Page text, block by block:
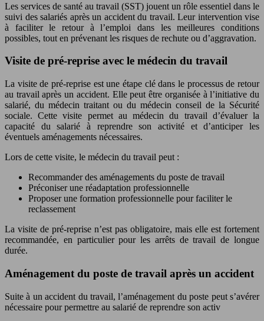
Les services de santé au travail (SST) jouent un rôle essentiel dans le
suivi des salariés après un accident du travail. Leur intervention vise
à faciliter le retour à l’emploi dans les meilleures conditions
possibles, tout en prévenant les risques de rechute ou d’aggravation.
Visite de pré-reprise avec le médecin du travail
La visite de pré-reprise est une étape clé dans le processus de retour
au travail après un accident. Elle peut être organisée à l’initiative du
salarié, du médecin traitant ou du médecin conseil de la Sécurité
sociale. Cette visite permet au médecin du travail d’évaluer la
capacité du salarié à reprendre son activité et d’anticiper les
éventuels aménagements nécessaires.
Lors de cette visite, le médecin du travail peut :
Recommander des aménagements du poste de travail
Préconiser une réadaptation professionnelle
Proposer une formation professionnelle pour faciliter le
reclassement
La visite de pré-reprise n’est pas obligatoire, mais elle est fortement
recommandée, en particulier pour les arrêts de travail de longue
durée.
Aménagement du poste de travail après un accident
Suite à un accident du travail, l’aménagement du poste peut s’avérer
nécessaire pour permettre au salarié de reprendre son activ